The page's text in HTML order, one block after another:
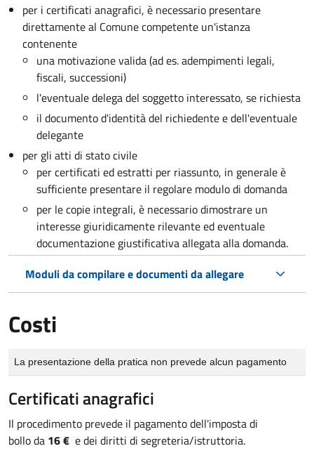
per i certificati anagrafici, è necessario presentare
direttamente al Comune competente un'istanza
contenente
una motivazione valida (ad es. adempimenti legali,
fiscali, successioni)
l'eventuale delega del soggetto interessato, se richiesta
il documento d'identità del richiedente e dell'eventuale
delegante
per gli atti di stato civile
per certificati ed estratti per riassunto, in generale è
sufficiente presentare il regolare modulo di domanda
per le copie integrali, è necessario dimostrare un
interesse giuridicamente rilevante ed eventuale
documentazione giustificativa allegata alla domanda.
Moduli da compilare e documenti da allegare
Costi
La presentazione della pratica non prevede alcun pagamento
Certificati anagrafici
Il procedimento prevede il pagamento dell'imposta di
bollo da 16 € e dei diritti di segreteria/istruttoria.